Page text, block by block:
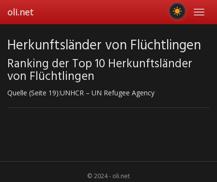
main
oli.net
Herkunftsländer von Flüchtlingen
Ranking der Top 10 Herkunftsländer
von Flüchtlingen
Quelle (Seite 19):UNHCR – UN Refugee Agency
© 2024 - oli.net